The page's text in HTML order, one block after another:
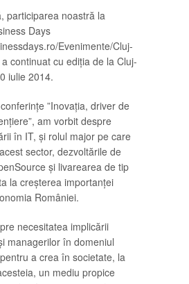
participarea noastră la
Days
Evenimente/Cluj-
continuat cu ediția de la Cluj-
iulie 2014.
”Inovația, driver de
am vorbit despre
în IT, și rolul major pe care
sector, dezvoltările de
și livarearea de tip
la creșterea importanței
României.
necesitatea implicării
managerilor în domeniul
a crea în societate, la
un mediu propice